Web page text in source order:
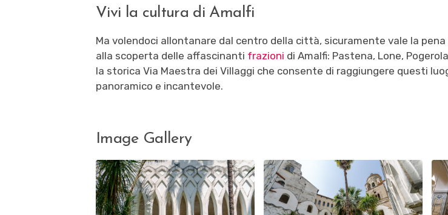
Vivi la cultura di Amalfi
Ma volendoci allontanare dal centro della città, sicuramente vale la pena
alla scoperta delle affascinanti frazioni di Amalfi: Pastena, Lone,
la storica Via Maestra dei Villaggi che consente di raggiungere questi
panoramico e incantevole.
Image Gallery